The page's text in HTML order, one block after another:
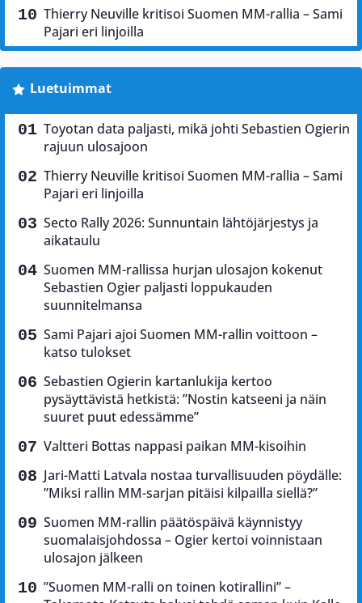
Thierry Neuville kritisoi Suomen MM-rallia – Sami
Pajari eri linjoilla
Luetuimmat
Toyotan data paljasti, mikä johti Sebastien Ogierin
rajuun ulosajoon
Thierry Neuville kritisoi Suomen MM-rallia – Sami
Pajari eri linjoilla
Secto Rally 2026: Sunnuntain lähtöjärjestys ja
aikataulu
Suomen MM-rallissa hurjan ulosajon kokenut
Sebastien Ogier paljasti loppukauden
suunnitelmansa
Sami Pajari ajoi Suomen MM-rallin voittoon –
katso tulokset
Sebastien Ogierin kartanlukija kertoo
pysäyttävistä hetkistä: ”Nostin katseeni ja näin
suuret puut edessämme”
Valtteri Bottas nappasi paikan MM-kisoihin
Jari-Matti Latvala nostaa turvallisuuden pöydälle:
”Miksi rallin MM-sarjan pitäisi kilpailla siellä?”
Suomen MM-rallin päätöspäivä käynnistyy
suomalaisjohdossa – Ogier kertoi voinnistaan
ulosajon jälkeen
”Suomen MM-ralli on toinen kotirallini” –